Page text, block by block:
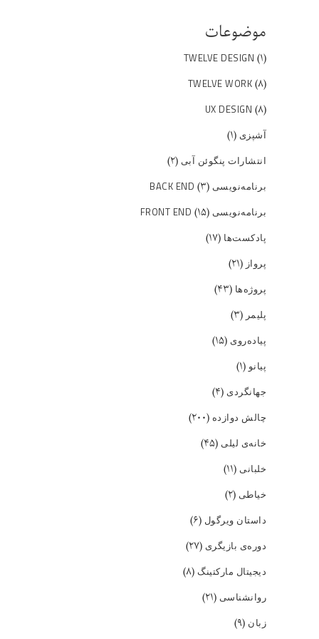
موضوعات
TWELVE DESIGN (۱)
TWELVE WORK (۸)
UX DESIGN (۸)
آشپزی (۱)
انتشارات پنگوئن آبی (۲)
برنامه‌نویسی BACK END (۳)
برنامه‌نویسی FRONT END (۱۵)
پادکست‌ها (۱۷)
پرواز (۲۱)
پروژه‌ها (۴۳)
پلیمر (۳)
پیاده‌روی (۱۵)
پیانو(۱)
جهانگردی (۴)
چالش دوازده (۲۰۰)
خانه‌ی لیلی (۴۵)
خلبانی (۱۱)
خیاطی (۲)
داستان ویرگول (۶)
دوره‌ی بازیگری (۲۷)
دیجیتال مارکتینگ (۸)
روانشناسی (۲۱)
زبان (۹)